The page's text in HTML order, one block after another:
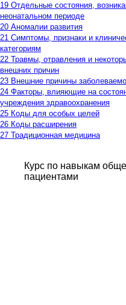
19 Отдельные состояния,
неонатальном периоде
20 Аномалии развития
21 Симптомы, признаки и
категориям
22 Травмы, отравления и
внешних причин
23 Внешние причины
24 Факторы, влияющие на
учреждения здравоохранения
25 Коды для особых целей
26 Коды расширения
27 Традиционная медицина
Курс по навыкам
пациентами